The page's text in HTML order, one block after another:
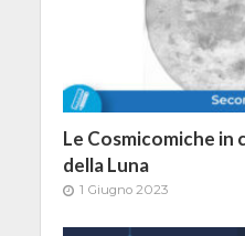
Le Cosmicomiche in
della Luna
1 Giugno 2023